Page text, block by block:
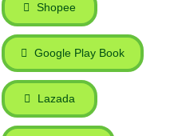
Shopee
Google Play Book
Lazada